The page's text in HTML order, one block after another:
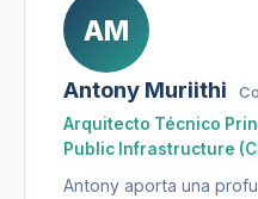
AM
Antony Muriithi
Arquitecto Técnico
Public Infrastructure
Antony aporta una